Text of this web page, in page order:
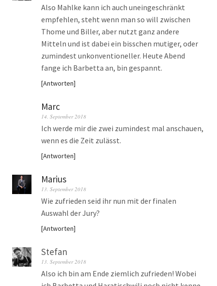
Also Mahlke kann ich auch uneingeschränkt
empfehlen, steht wenn man so will zwischen
Thome und Biller, aber nutzt ganz andere
Mitteln und ist dabei ein bisschen mutiger, oder
zumindest unkonventioneller. Heute Abend
fange ich Barbetta an, bin gespannt.
Antworten
Marc
14. September 2018
Ich werde mir die zwei zumindest mal anschauen,
wenn es die Zeit zulässt.
Antworten
Marius
13. September 2018
Wie zufrieden seid ihr nun mit der finalen
Auswahl der Jury?
Antworten
Stefan
13. September 2018
Also ich bin am Ende ziemlich zufrieden! Wobei